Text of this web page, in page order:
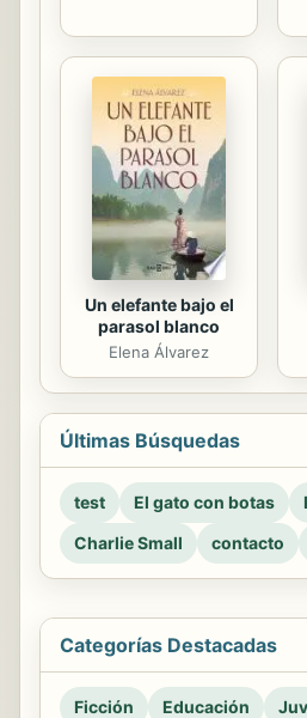
Un elefante bajo el
parasol blanco
Elena Álvarez
Últimas Búsquedas
test El gato con botas
Charlie Small
contacto
Categorías Destacadas
Ficción Educación